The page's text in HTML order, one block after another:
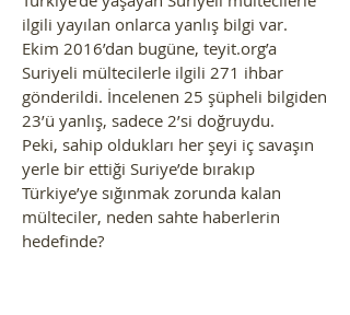
ilgili yayılan onlarca yanlış bilgi var.
Ekim 2016’dan bugüne, teyit.org’a
Suriyeli mültecilerle ilgili 271 ihbar
gönderildi. İncelenen 25 şüpheli bilgiden
23’ü yanlış, sadece 2’si doğruydu.
Peki, sahip oldukları her şeyi iç savaşın
yerle bir ettiği Suriye’de bırakıp
Türkiye’ye sığınmak zorunda kalan
mülteciler, neden sahte haberlerin
hedefinde?